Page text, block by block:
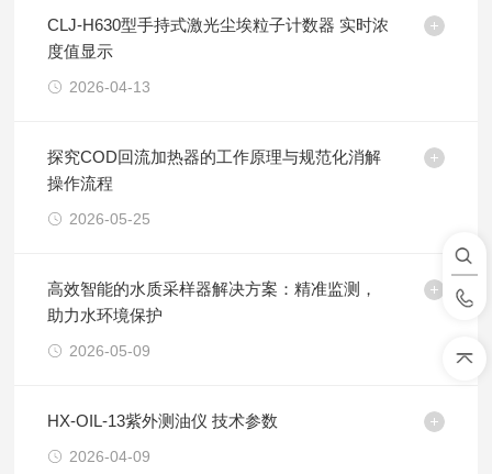
CLJ-H630型手持式激光尘埃粒子计数器 实时浓
度值显示
2026-04-13
探究COD回流加热器的工作原理与规范化消解
操作流程
2026-05-25
高效智能的水质采样器解决方案：精准监测，
助力水环境保护
2026-05-09
HX-OIL-13紫外测油仪 技术参数
2026-04-09